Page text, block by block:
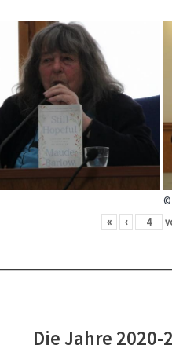
©
« ‹
Die Jahre